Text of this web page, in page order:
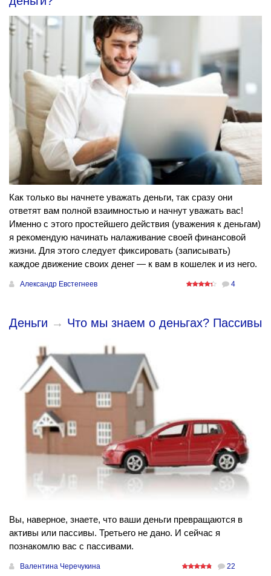
Как только вы начнете уважать деньги, так сразу они
ответят вам полной взаимностью и начнут уважать вас!
Именно с этого простейшего действия (уважения к деньгам)
я рекомендую начинать налаживание своей финансовой
жизни. Для этого следует фиксировать (записывать)
каждое движение своих денег — к вам в кошелек и из него.
Александр Евстегнеев 4
Деньги → Что мы знаем о деньгах? Пассивы
Вы, наверное, знаете, что ваши деньги превращаются в
активы или пассивы. Третьего не дано. И сейчас я
познакомлю вас с пассивами.
Валентина Черечукина 22